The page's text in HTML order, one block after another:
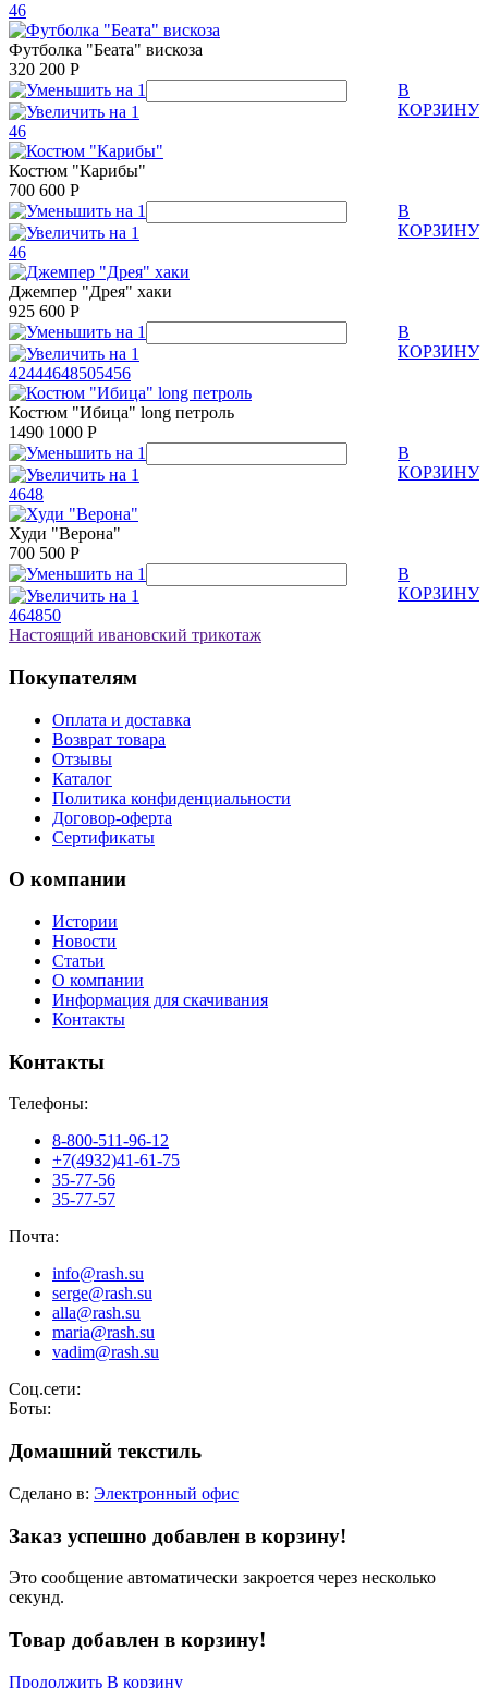
46
Футболка "Беата" вискоза
320 200 Р
В
КОРЗИНУ
46
Костюм "Карибы"
700 600 Р
В
КОРЗИНУ
46
Джемпер "Дрея" хаки
925 600 Р
В
КОРЗИНУ
42444648505456
Костюм "Ибица" long петроль
1490 1000 Р
В
КОРЗИНУ
4648
Худи "Верона"
700 500 Р
В
КОРЗИНУ
464850
Настоящий ивановский трикотаж
Покупателям
Оплата и доставка
Возврат товара
Отзывы
Каталог
Политика конфиденциальности
Договор-оферта
Сертификаты
О компании
Истории
Новости
Статьи
О компании
Информация для скачивания
Контакты
Контакты
Телефоны:
8-800-511-96-12
+7(4932)41-61-75
35-77-56
35-77-57
Почта:
info@rash.su
serge@rash.su
alla@rash.su
maria@rash.su
vadim@rash.su
Соц.сети:
Боты:
Домашний текстиль
Сделано в: Электронный офис
Заказ успешно добавлен в корзину!
Это сообщение автоматически закроется через несколько
секунд.
Товар добавлен в корзину!
Продолжить В корзину